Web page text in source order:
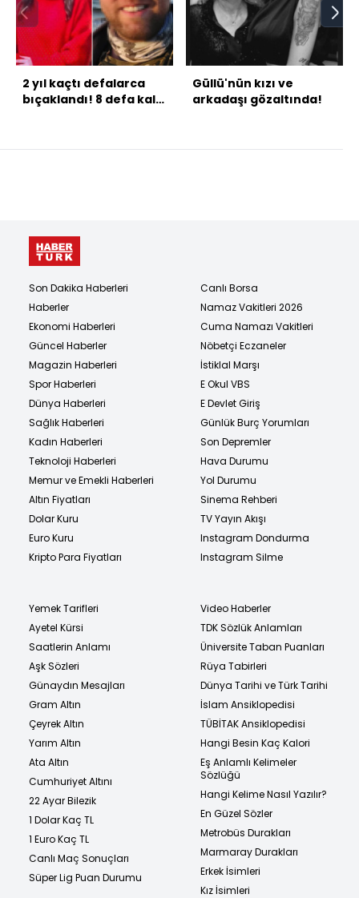
2 yıl kaçtı defalarca
bıçaklandı! 8 defa kalbi
Güllü'nün kızı ve
arkadaşı gözaltında!
Son Dakika Haberleri
Haberler
Ekonomi Haberleri
Güncel Haberler
Magazin Haberleri
Spor Haberleri
Dünya Haberleri
Sağlık Haberleri
Kadın Haberleri
Teknoloji Haberleri
Memur ve Emekli Haberleri
Altın Fiyatları
Dolar Kuru
Euro Kuru
Kripto Para Fiyatları
Canlı Borsa
Namaz Vakitleri 2026
Cuma Namazı Vakitleri
Nöbetçi Eczaneler
İstiklal Marşı
E Okul VBS
E Devlet Giriş
Günlük Burç Yorumları
Son Depremler
Hava Durumu
Yol Durumu
Sinema Rehberi
TV Yayın Akışı
Instagram Dondurma
Instagram Silme
Yemek Tarifleri
Ayetel Kürsi
Saatlerin Anlamı
Aşk Sözleri
Günaydın Mesajları
Gram Altın
Çeyrek Altın
Yarım Altın
Ata Altın
Cumhuriyet Altını
22 Ayar Bilezik
1 Dolar Kaç TL
1 Euro Kaç TL
Canlı Maç Sonuçları
Süper Lig Puan Durumu
Video Haberler
TDK Sözlük Anlamları
Üniversite Taban Puanları
Rüya Tabirleri
Dünya Tarihi ve Türk Tarihi
İslam Ansiklopedisi
TÜBİTAK Ansiklopedisi
Hangi Besin Kaç Kalori
Eş Anlamlı Kelimeler
Sözlüğü
Hangi Kelime Nasıl Yazılır?
En Güzel Sözler
Metrobüs Durakları
Marmaray Durakları
Erkek İsimleri
Kız İsimleri